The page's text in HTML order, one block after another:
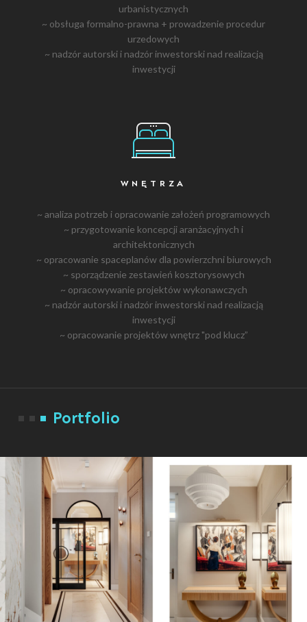
urbanistycznych
~ obsługa formalno-prawna + prowadzenie procedur
urzedowych
~ nadzór autorski i nadzór inwestorski nad realizacją
inwestycji
WNĘTRZA
~ analiza potrzeb i opracowanie założeń programowych
~ przygotowanie koncepcji aranżacyjnych i
architektonicznych
~ opracowanie spaceplanów dla powierzchni biurowych
~ sporządzenie zestawień kosztorysowych
~ opracowywanie projektów wykonawczych
~ nadzór autorski i nadzór inwestorski nad realizacją
inwestycji
~ opracowanie projektów wnętrz "pod klucz”
Portfolio